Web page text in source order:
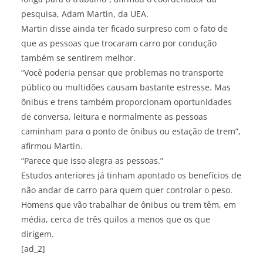
pesquisa, Adam Martin, da UEA.
Martin disse ainda ter ficado surpreso com o fato de
que as pessoas que trocaram carro por condução
também se sentirem melhor.
“Você poderia pensar que problemas no transporte
público ou multidões causam bastante estresse. Mas
ônibus e trens também proporcionam oportunidades
de conversa, leitura e normalmente as pessoas
caminham para o ponto de ônibus ou estação de trem”,
afirmou Martin.
“Parece que isso alegra as pessoas.”
Estudos anteriores já tinham apontado os benefícios de
não andar de carro para quem quer controlar o peso.
Homens que vão trabalhar de ônibus ou trem têm, em
média, cerca de três quilos a menos que os que
dirigem.
[ad_2]